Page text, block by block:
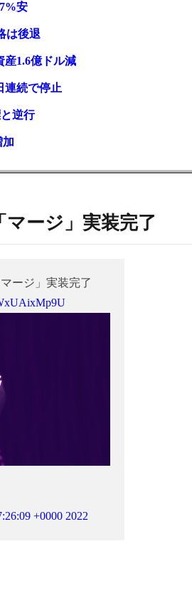
安
は後退
産1.6億ドル減
連続で停止
逆行
加
ージ」実装完了
ージ」実装完了
+0000 2022